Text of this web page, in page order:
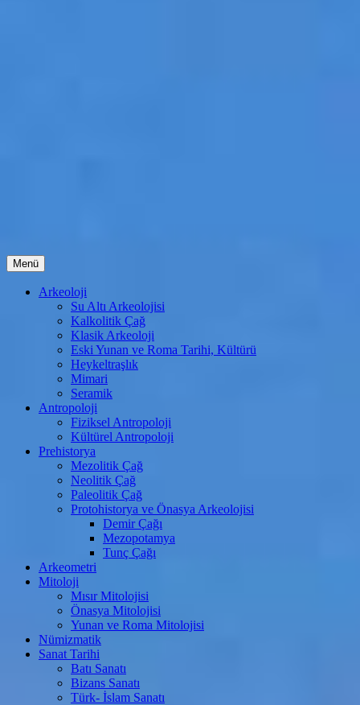
Menü İçeriğe
atla
Arkeoloji
Su Altı Arkeolojisi
Kalkolitik Çağ
Klasik Arkeoloji
Eski Yunan ve Roma Tarihi, Kültürü
Heykeltraşlık
Mimari
Seramik
Antropoloji
Fiziksel Antropoloji
Kültürel Antropoloji
Prehistorya
Mezolitik Çağ
Neolitik Çağ
Paleolitik Çağ
Protohistorya ve Önasya Arkeolojisi
Demir Çağı
Mezopotamya
Tunç Çağı
Arkeometri
Mitoloji
Mısır Mitolojisi
Önasya Mitolojisi
Yunan ve Roma Mitolojisi
Nümizmatik
Sanat Tarihi
Batı Sanatı
Bizans Sanatı
Türk- İslam Sanatı